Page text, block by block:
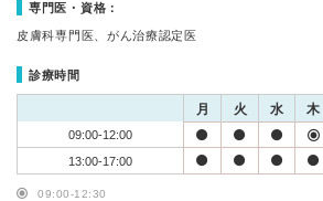
専門医・資格：
皮膚科専門医、がん治療認定医
診療時間
月 火 水 木
09:00-12:00
13:00-17:00
09:00-12:30